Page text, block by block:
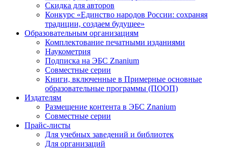
Скидка для авторов
Конкурс «Единство народов России: сохраняя
традиции, создаем будущее»
Образовательным организациям
Комплектование печатными изданиями
Наукометрия
Подписка на ЭБС Znanium
Совместные серии
Книги, включенные в Примерные основные
образовательные программы (ПООП)
Издателям
Размещение контента в ЭБС Znanium
Совместные серии
Прайс-листы
Для учебных заведений и библиотек
Для организаций